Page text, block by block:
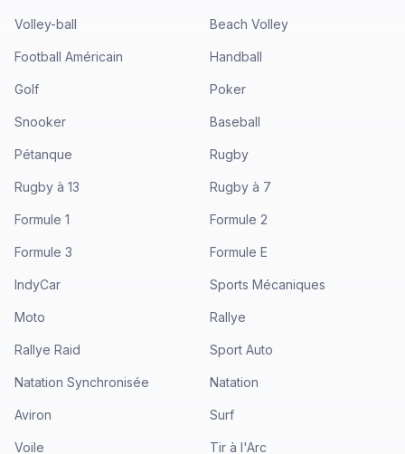
Volley-ball Beach Volley
Football Américain Handball
Golf Poker
Snooker Baseball
Pétanque Rugby
Rugby à 13 Rugby à 7
Formule 1 Formule 2
Formule 3 Formule E
IndyCar Sports Mécaniques
Moto Rallye
Rallye Raid Sport Auto
Natation Synchronisée Natation
Aviron Surf
Voile Tir à l'Arc